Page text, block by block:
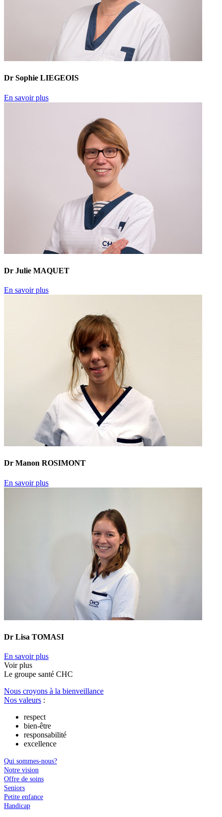
Dr Sophie LIEGEOIS
En savoir plus
Dr Julie MAQUET
En savoir plus
Dr Manon ROSIMONT
En savoir plus
Dr Lisa TOMASI
En savoir plus
Voir plus
Le groupe santé CHC
Nous croyons à la bienveillance
Nos valeurs :
respect
bien-être
responsabilité
excellence
Qui sommes-nous?
Notre vision
Offre de soins
Seniors
Petite enfance
Handicap